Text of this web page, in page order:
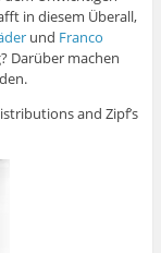
in diesem Überall,
und Franco
Darüber machen
and Zipf’s